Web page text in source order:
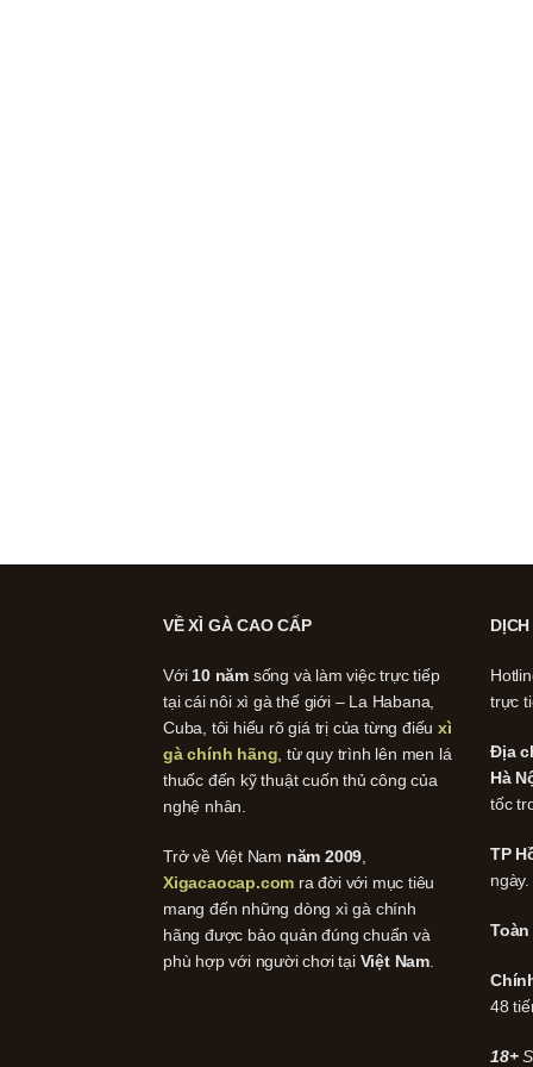
VỀ XÌ GÀ CAO CẤP
Với 10 năm sống và làm việc trực tiếp
tại cái nôi xì gà thế giới – La Habana,
Cuba, tôi hiểu rõ giá trị của từng điếuxì
gà chính hãng , từ quy trình lên men lá
thuốc đến kỹ thuật cuốn thủ công của
nghệ nhân.
Trở về Việt Nam năm 2009
Xigacaocap.com ra đời với mục tiêu
mang đến những dòng xì gà chính
hãng được bảo quản đúng chuẩn và
phù hợp với người chơi tại Việt Nam
trực
Địa
Hà
tốc
TP
ngày.
48
18+